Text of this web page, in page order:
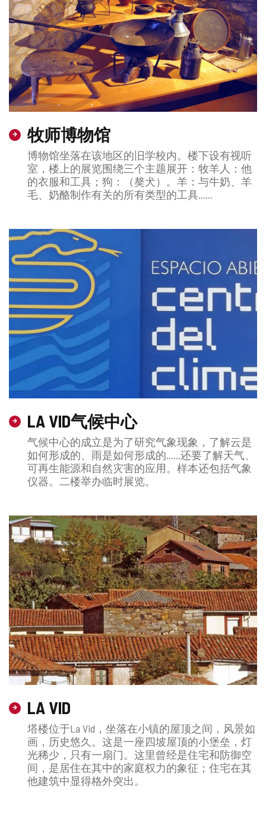
牧师博物馆
博物馆坐落在该地区的旧学校内。楼下设有视听
室，楼上的展览围绕三个主题展开：牧羊人：他
的衣服和工具；狗：（獒犬）。羊：与牛奶、羊
毛、奶酪制作有关的所有类型的工具……
LA VID气候中心
气候中心的成立是为了研究气象现象，了解云是
如何形成的、雨是如何形成的……还要了解天气、
可再生能源和自然灾害的应用。样本还包括气象
仪器。二楼举办临时展览。
LA VID
塔楼位于La Vid，坐落在小镇的屋顶之间，风景如
画，历史悠久。这是一座四坡屋顶的小堡垒，灯
光稀少，只有一扇门。这里曾经是住宅和防御空
间，是居住在其中的家庭权力的象征；住​​宅在其
他建筑中显得格外突出。